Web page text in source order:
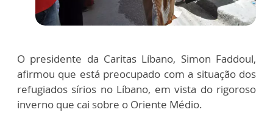
O presidente da Caritas Líbano, Simon Faddoul,
afirmou que está preocupado com a situação dos
refugiados sírios no Líbano, em vista do rigoroso
inverno que cai sobre o Oriente Médio.